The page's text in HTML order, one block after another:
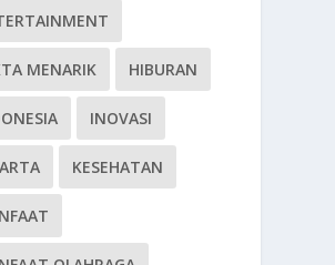
MENARIK HIBURAN
INOVASI
KESEHATAN